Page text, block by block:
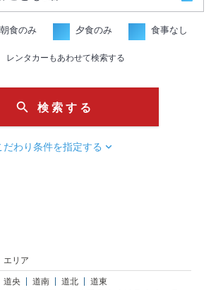
朝食のみ 夕食のみ 食事なし
だわり条件を指定する chevron_right
レンタカーもあわせて検索する
search 検 索 す る
エリア
道央 道南 道北
道東